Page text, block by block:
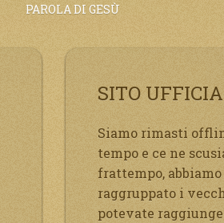
PAROLA DI GESÙ
SITO
Siamo rimasti
tempo e ce ne
frattempo,
raggruppato i
potevate